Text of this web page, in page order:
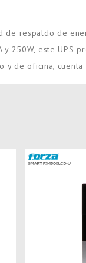
de respaldo de
y 250W, este
y de oficina,